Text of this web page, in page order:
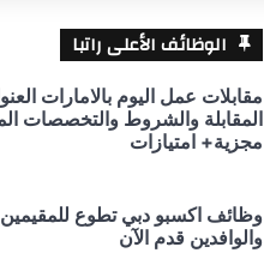
الوظائف الأعلى راتبا
مقابلات عمل اليوم بالامارات
المقابلة والشروط والتخصصات
مجزية+ امتيازات
وظائف اكسبو دبي تطوع
والوافدين قدم الآن